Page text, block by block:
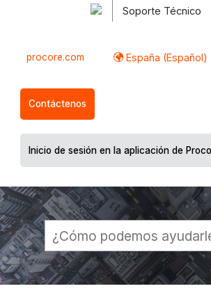
Soporte Técnico
procore.com España (Español)
Contáctenos
Inicio de sesión en la aplicación de